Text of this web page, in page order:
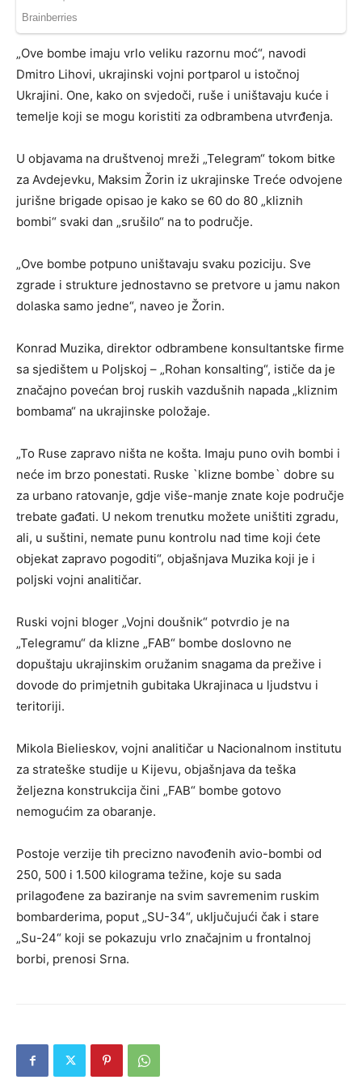
„Ove bombe imaju vrlo veliku razornu moć“, navodi
Dmitro Lihovi, ukrajinski vojni portparol u istočnoj
Ukrajini. One, kako on svjedoči, ruše i uništavaju kuće i
temelje koji se mogu koristiti za odbrambena utvrđenja.
U objavama na društvenoj mreži „Telegram“ tokom bitke
za Avdejevku, Maksim Žorin iz ukrajinske Treće odvojene
jurišne brigade opisao je kako se 60 do 80 „kliznih
bombi“ svaki dan „srušilo“ na to područje.
„Ove bombe potpuno uništavaju svaku poziciju. Sve
zgrade i strukture jednostavno se pretvore u jamu nakon
dolaska samo jedne“, naveo je Žorin.
Konrad Muzika, direktor odbrambene konsultantske firme
sa sjedištem u Poljskoj – „Rohan konsalting“, ističe da je
značajno povećan broj ruskih vazdušnih napada „kliznim
bombama“ na ukrajinske položaje.
„To Ruse zapravo ništa ne košta. Imaju puno ovih bombi i
neće im brzo ponestati. Ruske `klizne bombe` dobre su
za urbano ratovanje, gdje više-manje znate koje područje
trebate gađati. U nekom trenutku možete uništiti zgradu,
ali, u suštini, nemate punu kontrolu nad time koji ćete
objekat zapravo pogoditi“, objašnjava Muzika koji je i
poljski vojni analitičar.
Ruski vojni bloger „Vojni doušnik“ potvrdio je na
„Telegramu“ da klizne „FAB“ bombe doslovno ne
dopuštaju ukrajinskim oružanim snagama da prežive i
dovode do primjetnih gubitaka Ukrajinaca u ljudstvu i
teritoriji.
Mikola Bielieskov, vojni analitičar u Nacionalnom institutu
za strateške studije u Kijevu, objašnjava da teška
željezna konstrukcija čini „FAB“ bombe gotovo
nemogućim za obaranje.
Postoje verzije tih precizno navođenih avio-bombi od
250, 500 i 1.500 kilograma težine, koje su sada
prilagođene za baziranje na svim savremenim ruskim
bombarderima, poput „SU-34“, uključujući čak i stare
„Su-24“ koji se pokazuju vrlo značajnim u frontalnoj
borbi, prenosi Srna.